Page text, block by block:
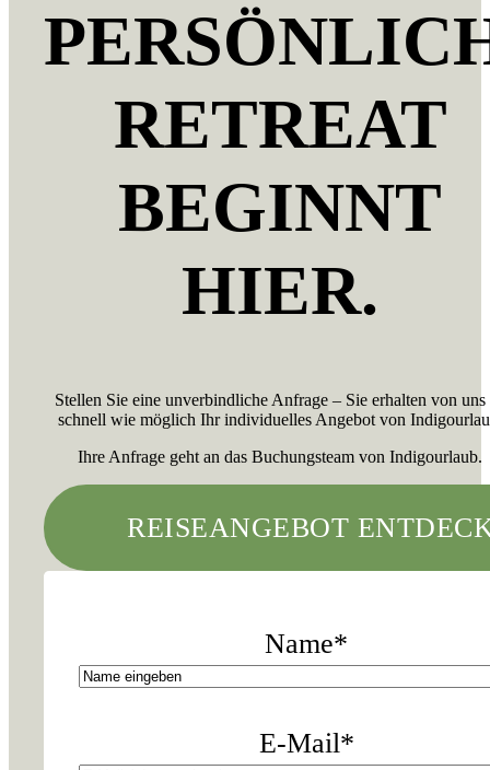
RETREAT
BEGINNT
HIER.
Stellen Sie eine unverbindliche Anfrage – Sie erhalten von uns
schnell wie möglich Ihr individuelles Angebot von
Ihre Anfrage geht an das Buchungsteam von Indigourlaub.
REISEANGEBOT
Name*
E-Mail*